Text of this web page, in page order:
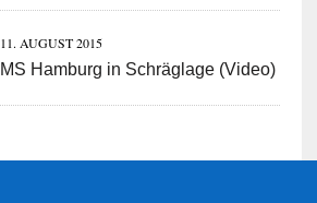
11. AUGUST 2015
MS Hamburg in Schräglage (Video)